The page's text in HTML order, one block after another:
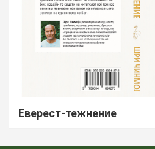
Еверест-тежнение